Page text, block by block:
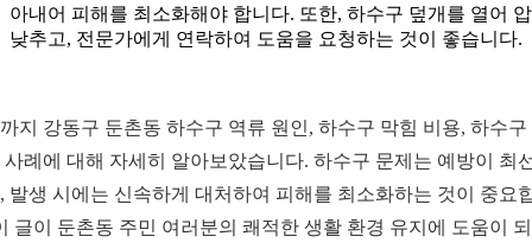
아내어 피해를 최소화해야 합니다. 또한, 하수구 덮개를 열어
낮추고, 전문가에게 연락하여 도움을 요청하는 것이 좋습니다.
지 강동구 둔촌동 하수구 역류 원인, 하수구 막힘 비용, 하수구
사례에 대해 자세히 알아보았습니다. 하수구 문제는 예방이 최
발생 시에는 신속하게 대처하여 피해를 최소화하는 것이 중요
글이 둔촌동 주민 여러분의 쾌적한 생활 환경 유지에 도움이